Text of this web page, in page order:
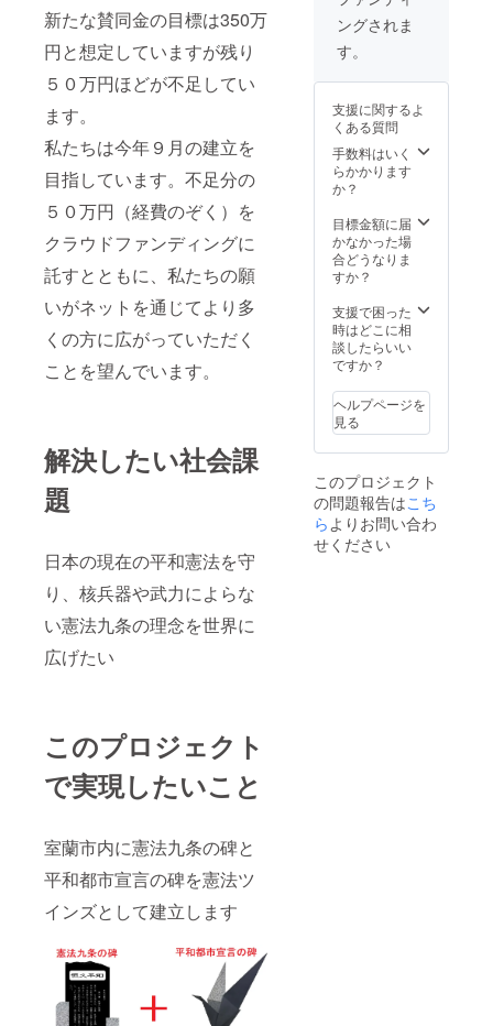
新たな賛同金の目標は350万
円と想定していますが残り
５０万円ほどが不足してい
ます。
私たちは今年９月の建立を
目指しています。不足分の
５０万円（経費のぞく）を
クラウドファンディングに
託すとともに、私たちの願
いがネットを通じてより多
くの方に広がっていただく
ことを望んでいます。
解決したい社会課
題
日本の現在の平和憲法を守
り、核兵器や武力によらな
い憲法九条の理念を世界に
広げたい
このプロジェクト
で実現したいこと
室蘭市内に憲法九条の碑と
平和都市宣言の碑を憲法ツ
インズとして建立します
ングされま
す。
支援に関するよ
くある質問
手数料はいく
らかかります
か？
目標金額に届
かなかった場
合どうなりま
すか？
支援で困った
時はどこに相
談したらいい
ですか？
ヘルプページを
見る
このプロジェクト
の問題報告はこち
ら よりお問い合わ
せください